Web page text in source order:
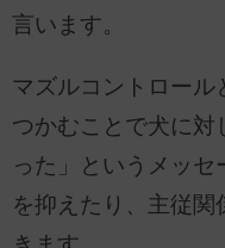
言います。
マズルコントロール
つかむことで犬に対
った」というメッ
を抑えたり、主従